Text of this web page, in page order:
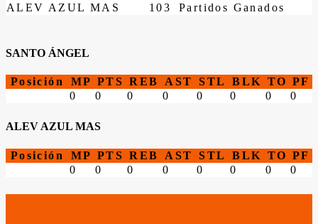
ALEV AZUL MAS
103 Partidos Ganados
SANTO ÁNGEL
Posición MP PTS REB AST STL BLK TO PF
0
0 0 0 0 0 0 0
ALEV AZUL MAS
Posición MP PTS REB AST STL BLK TO PF
0
0 0 0 0 0 0 0